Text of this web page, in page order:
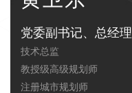
党委副书记、总经理
技术总监
教授级高级规划师
注册城市规划师